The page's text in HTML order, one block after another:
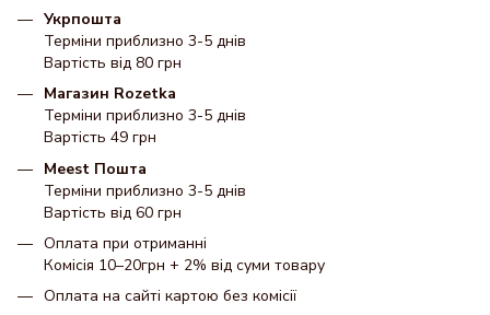
Укрпошта
Терміни приблизно 3-5 днів
Вартість від 80 грн
Магазин Rozetka
Терміни приблизно 3-5 днів
Вартість 49 грн
Meest Пошта
Терміни приблизно 3-5 днів
Вартість від 60 грн
Оплата при отриманні
Комісія 10–20грн + 2% від суми товару
Оплата на сайті картою без комісії